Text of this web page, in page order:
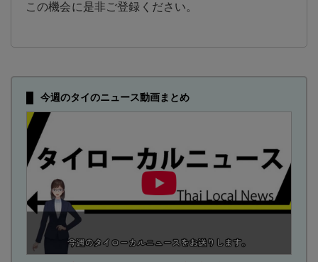
この機会に是非ご登録ください。
今週のタイのニュース動画まとめ